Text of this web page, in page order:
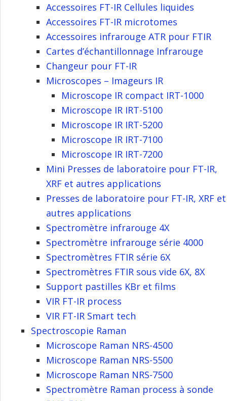
Accessoires FT-IR Cellules liquides
Accessoires FT-IR microtomes
Accessoires infrarouge ATR pour FTIR
Cartes d’échantillonnage Infrarouge
Changeur pour FT-IR
Microscopes – Imageurs IR
Microscope IR compact IRT-1000
Microscope IR IRT-5100
Microscope IR IRT-5200
Microscope IR IRT-7100
Microscope IR IRT-7200
Mini Presses de laboratoire pour FT-IR,
XRF et autres applications
Presses de laboratoire pour FT-IR, XRF et
autres applications
Spectromètre infrarouge 4X
Spectromètre infrarouge série 4000
Spectromètres FTIR série 6X
Spectromètres FTIR sous vide 6X, 8X
Support pastilles KBr et films
VIR FT-IR process
VIR FT-IR Smart tech
Spectroscopie Raman
Microscope Raman NRS-4500
Microscope Raman NRS-5500
Microscope Raman NRS-7500
Spectromètre Raman process à sonde